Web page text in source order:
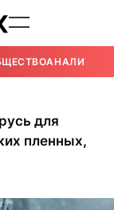
АНАЛИТИКА
для
пленных,